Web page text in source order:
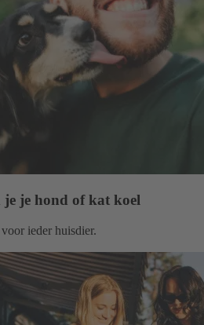
je hond of kat koel
ieder huisdier.